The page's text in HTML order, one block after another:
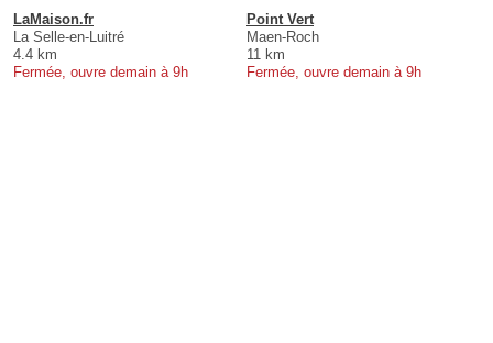
LaMaison.fr
La Selle-en-Luitré
4.4 km
Fermée, ouvre demain à 9h
Point Vert
Maen-Roch
11 km
Fermée, ouvre demain à 9h